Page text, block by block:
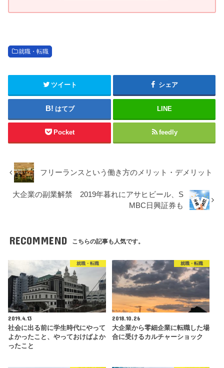
就職・転職
ツイート シェア
はてブ LINE
Pocket feedly
フリーランスという働き方のメリット・デメリット
大企業の副業解禁 2019年暮れにアサヒビール、S
MBC日興証券も
RECOMMEND こちらの記事も人気です。
就職・転職
2019.4.13
社会に出る前に学生時代にやって
よかったこと、やっておけばよか
ったこと
就職・転職
2018.10.26
大企業から零細企業に転職した場
合に受けるカルチャーショック